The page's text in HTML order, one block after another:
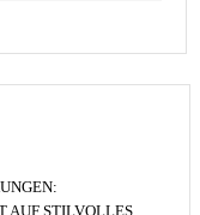
AUF STILVOLLES